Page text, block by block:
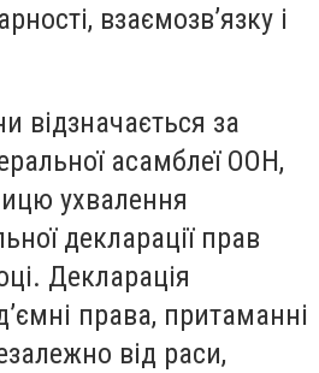
взаємозв’язку і
відзначається за
асамблеї ООН,
ухвалення
декларації прав
Декларація
права, притаманні
від раси,